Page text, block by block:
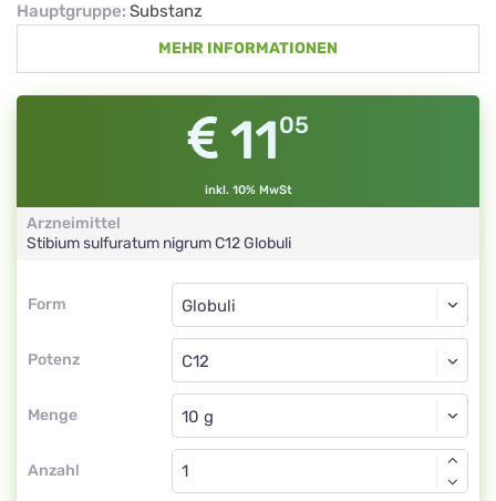
Hauptgruppe: Substanz
MEHR INFORMATIONEN
1105
inkl. 10% MwSt
Arzneimittel
Stibium sulfuratum nigrumC12Globuli
Form
Form
Potenz
Globuli
C12
Menge
Globuli
Anzahl